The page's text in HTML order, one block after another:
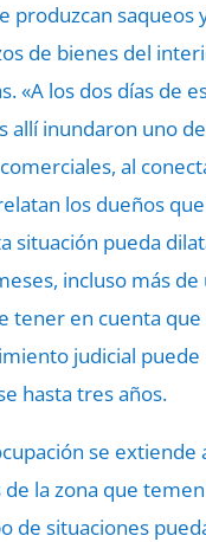
produzcan saqueos
de bienes del
«A los dos días de
allí inundaron uno
al
los dueños
situación pueda
incluso más de
tener en cuenta que
judicial puede
hasta tres años.
se extiende
de la zona que
de situaciones